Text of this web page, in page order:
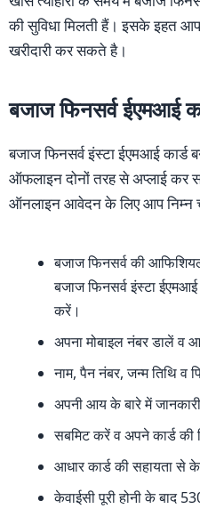
की सुविधा मिलती हैं। इसके इहत
खरीदारी कर सकते है।
बजाज फिनसर्व ईएमआई
बजाज फिनसर्व इंस्टा ईएमआई
ऑफलाइन दोनों तरह से अप्लाई कर
ऑनलाइन आवेदन के लिए आप
बजाज फिनसर्व की
बजाज फिनसर्व इंस्टा
करें।
अपना मोबाइल नंबर डालें व
नाम, पैन नंबर, जन्म तिथि व
अपनी आय के बारे में
सबमिट करें व अपने कार्ड की
आधार कार्ड की सहायता से
केवाईसी पूरी होनी के बाद